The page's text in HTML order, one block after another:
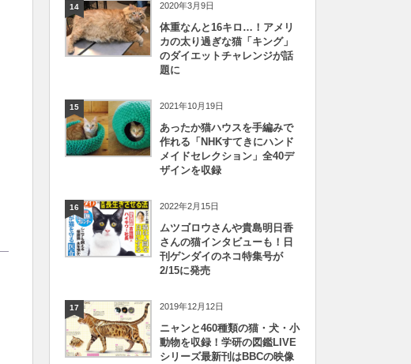
14 2020年3月9日
体重なんと16キロ…！アメリ
カの太り過ぎな猫「キング」
のダイエットチャレンジが話
題に
15 2021年10月19日
あったか猫ハウスを手編みで
作れる「NHKすてきにハンド
メイドセレクション」全40デ
ザインを収録
16 2022年2月15日
ムツゴロウさんや貴島明日香
さんの猫インタビューも！日
刊ゲンダイのネコ特集号が
2/15に発売
17 2019年12月12日
ニャンと460種類の猫・犬・小
動物を収録！学研の図鑑LIVE
シリーズ最新刊はBBCの映像